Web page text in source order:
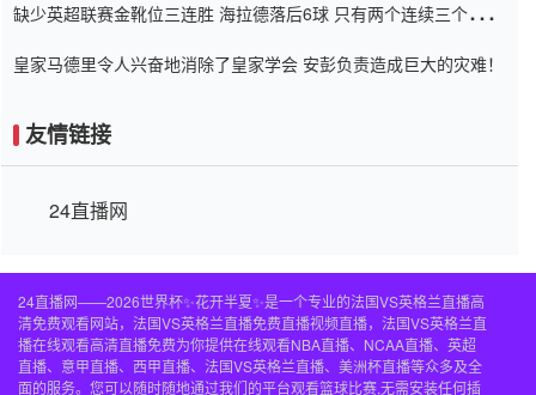
缺少英超联赛金靴位三连胜 海拉德落后6球 只有两个连续三个连续
皇家马德里令人兴奋地消除了皇家学会 安彭负责造成巨大的灾难！
友情链接
24直播网
24直播网——2026世界杯✨花开半夏✨是一个专业的法国VS英格兰直播高
清免费观看网站，法国VS英格兰直播免费直播视频直播，法国VS英格兰直
播在线观看高清直播免费为你提供在线观看NBA直播、NCAA直播、英超
直播、意甲直播、西甲直播、法国VS英格兰直播、美洲杯直播等众多及全
面的服务。您可以随时随地通过我们的平台观看篮球比赛,无需安装任何插